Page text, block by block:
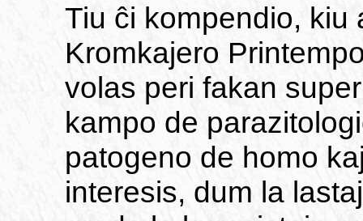
Tiu ĉi kompendio, kiu
Kromkajero
volas peri fakan
kampo de
patogeno de homo
interesis, dum la